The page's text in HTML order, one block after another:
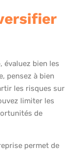
, évaluez bien les
pensez à bien
les risques sur
limiter les
de
permet de